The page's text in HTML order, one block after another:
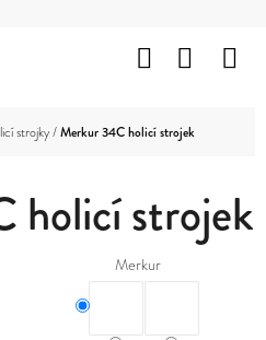
Hledat
strojky/Merkur 34C holicí strojek
holicí strojek
Merkur